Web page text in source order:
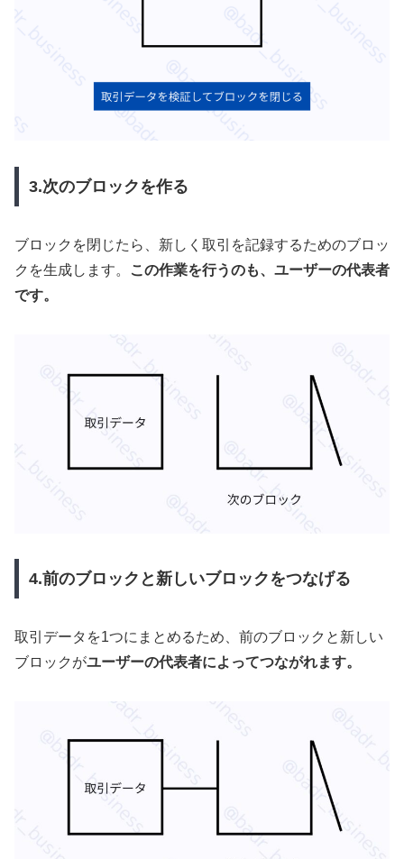
3.次のブロックを作る
ブロックを閉じたら、新しく取引を記録するためのブロッ
クを生成します。
この作業を行うのも、ユーザーの代表者
です。
4.前のブロックと新しいブロックをつなげる
取引データを1つにまとめるため、前のブロックと新しい
ブロックがユーザーの代表者によってつながれます。